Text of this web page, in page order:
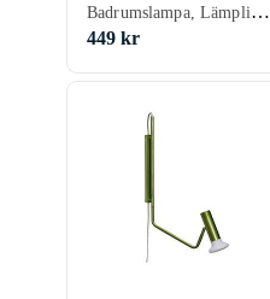
Badrumslampa, Lämplig för badrum, Svart, Mässing, E14
449 kr